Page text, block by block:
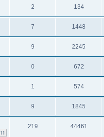
2 134
7 1448
9 2245
0 672
1 574
9 1845
11
219 44461